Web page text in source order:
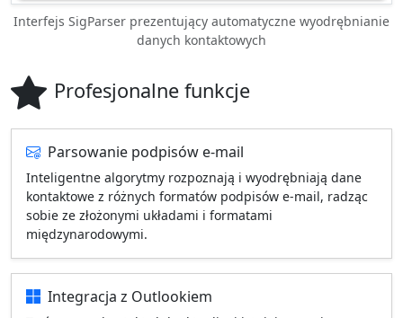
Interfejs SigParser prezentujący automatyczne wyodrębnianie
danych kontaktowych
Profesjonalne funkcje
Parsowanie podpisów e-mail
Inteligentne algorytmy rozpoznają i wyodrębniają dane
kontaktowe z różnych formatów podpisów e-mail, radząc
sobie ze złożonymi układami i formatami
międzynarodowymi.
Integracja z Outlookiem